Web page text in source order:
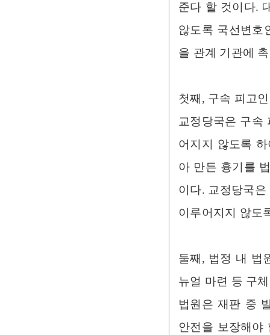
준다 할 것이다.
않도록 국선변호
을 관계 기관에
첫째, 구속 피고
교정당국은 구속
어지지 않도록
아 만든 흉기를
이다. 교정당국
이루어지지 않도
둘째, 법정 내 법
뉴얼 마련 등 구
법원은 재판 중
안전을 보장해야